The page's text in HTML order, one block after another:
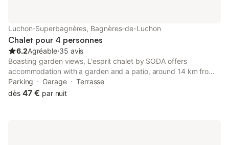
Luchon-Superbagnères, Bagnères-de-Luchon
Chalet pour 4 personnes
6.2Agréable⋅35 avis
Boasting garden views, L'esprit chalet by SODA offers
accommodation with a garden and a patio, around 14 km from
Col de Peyresourde. The property has city and inner courtyard
views, and is 47 km from Col d'Aspin.
Parking Garage
Terrasse
dès 47 € par nuit